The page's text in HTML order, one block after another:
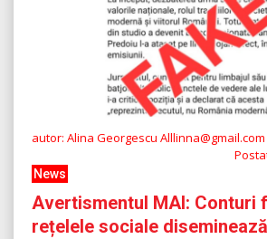
autor: Alina Georgescu Alllinna@gmail.com
News
Avertismentul MAI: Conturi
rețelele sociale